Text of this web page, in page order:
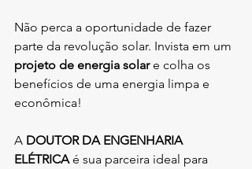
Não perca a oportunidade de fazer
parte da revolução solar. Invista em um
projeto de energia solar e colha os
benefícios de uma energia limpa e
econômica!
A DOUTOR DA ENGENHARIA
ELÉTRICA é sua parceira ideal para